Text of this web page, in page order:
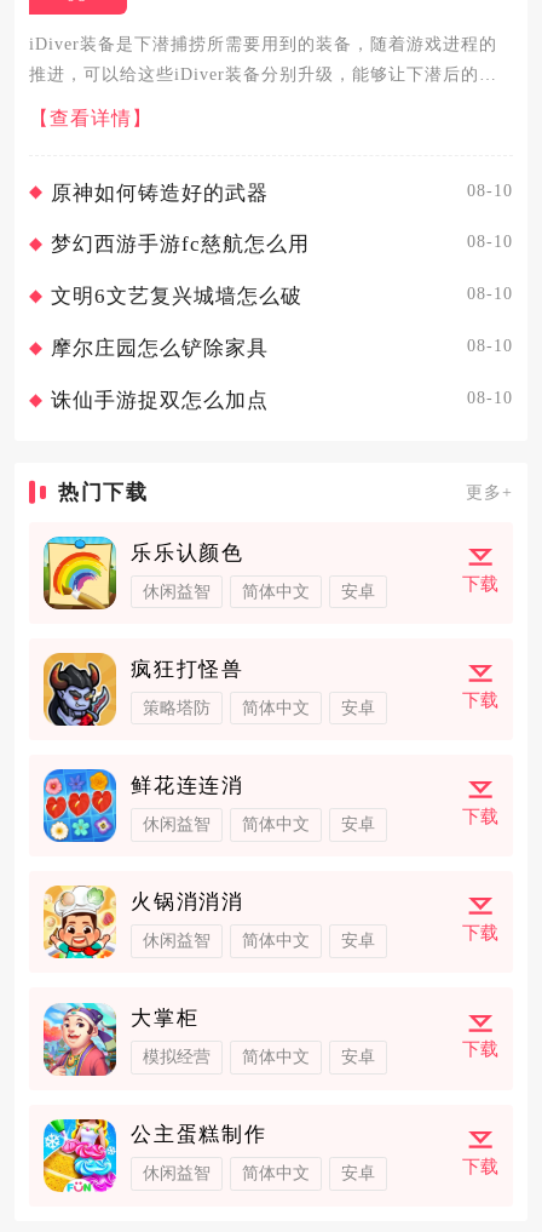
iDiver装备是下潜捕捞所需要用到的装备，随着游戏进程的
推进，可以给这些iDiver装备分别升级，能够让下潜后的各
方面效果和体验得到提升。在iDiver界面中一共可以查看到
七种装备，第一种是氧气瓶，升级到最高级后的等级是十...
【查看详情】
原神如何铸造好的武器 08-10
梦幻西游手游fc慈航怎么用 08-10
文明6文艺复兴城墙怎么破 08-10
摩尔庄园怎么铲除家具 08-10
诛仙手游捉双怎么加点 08-10
热门下载 更多+
乐乐认颜色
休闲益智 简体中文 安卓 下载
疯狂打怪兽
策略塔防 简体中文 安卓 下载
鲜花连连消
休闲益智 简体中文 安卓 下载
火锅消消消
休闲益智 简体中文 安卓 下载
大掌柜
模拟经营 简体中文 安卓 下载
公主蛋糕制作
休闲益智 简体中文 安卓 下载